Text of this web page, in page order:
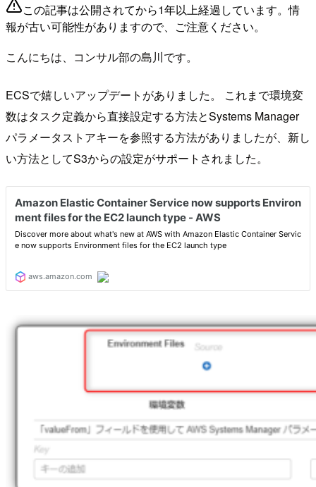
この記事は公開されてから1年以上経過しています。情
報が古い可能性がありますので、ご注意ください。
こんにちは、コンサル部の島川です。
ECSで嬉しいアップデートがありました。 これまで環境変
数はタスク定義から直接設定する方法とSystems Manager
パラメータストアキーを参照する方法がありましたが、新し
い方法としてS3からの設定がサポートされました。